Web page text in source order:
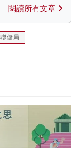
閱讀所有文章
聯儲局